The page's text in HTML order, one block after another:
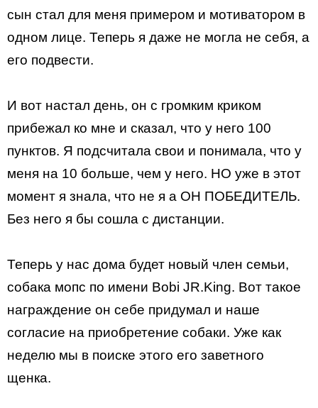
сын стал для меня примером и мотиватором в
одном лице. Теперь я даже не могла не себя, а
его подвести.
И вот настал день, он с громким криком
прибежал ко мне и сказал, что у него 100
пунктов. Я подсчитала свои и понимала, что у
меня на 10 больше, чем у него. НО уже в этот
момент я знала, что не я а ОН ПОБЕДИТЕЛЬ.
Без него я бы сошла с дистанции.
Теперь у нас дома будет новый член семьи,
собака мопс по имени Bobi JR.King. Вот такое
награждение он себе придумал и наше
согласие на приобретение собаки. Уже как
неделю мы в поиске этого его заветного
щенка.